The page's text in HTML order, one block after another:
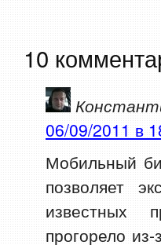
10
06/09/2011 в
Мобильный
позволяет
известных
прогорело